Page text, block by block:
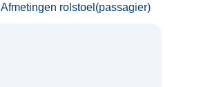
Afmetingen rolstoel(passagier)